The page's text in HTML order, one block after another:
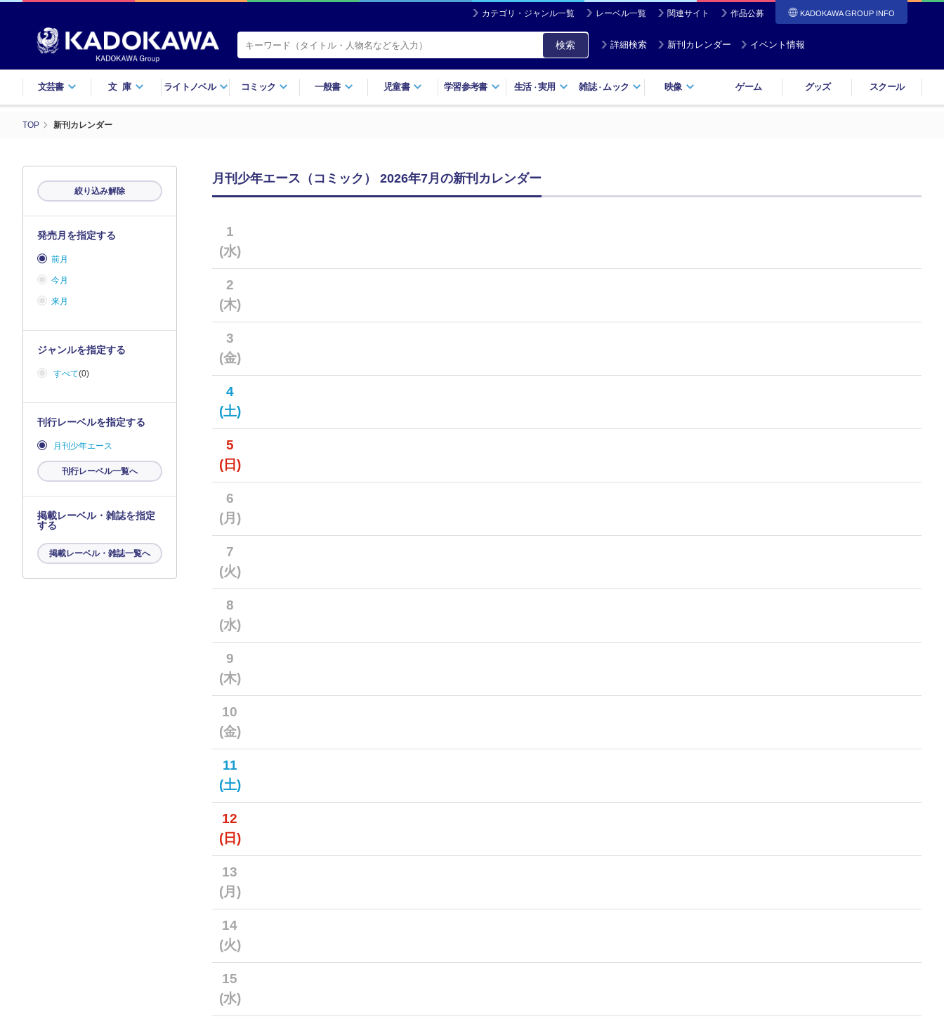
カテゴリ・ジャンル一覧 レーベル一覧 関連サイト 作品公募 KADOKAWA GROUP INFO
検索 詳細検索 新刊カレンダー イベント情報
文芸書 文庫 ライトノベル コミック 一般書 児童書 学習参考書 生活・実用 雑誌・ ムック 映像 ゲーム グッズ スクール
TOP 新刊カレンダー
月刊少年エース（コミック） 2026年7月の新刊カレンダー
1
(水)
2
(木)
3
(金)
4
(土)
5
(日)
6
(月)
7
(火)
8
(水)
9
(木)
10
(金)
11
(土)
12
(日)
13
(月)
14
(火)
15
(水)
絞り込み解除
発売月を指定する
前月
今月
来月
ジャンルを指定する
すべて(0)
刊行レーベルを指定する
月刊少年エース
刊行レーベル一覧へ
掲載レーベル・雑誌を指定
する
掲載レーベル・雑誌一覧へ